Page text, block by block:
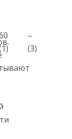
–
(3)